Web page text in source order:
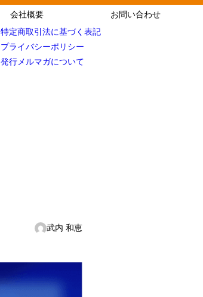
会社概要
特定商取引法に基づく表記
プライバシーポリシー
発行メルマガについて
お問い合わせ
武内 和恵